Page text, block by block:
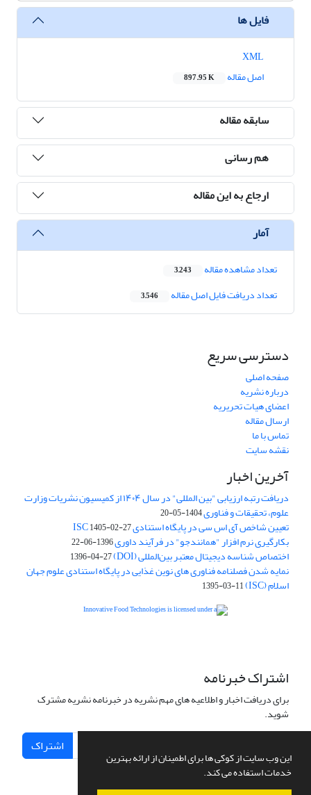
این وب سایت از کوکی ها برای اطمینان از ارائه بهترین
خدمات استفاده می کند.
فایل ها
اصل مقاله
897.95 K
سابقه مقاله
هم رسانی
ارجاع به این مقاله
آمار
تعداد مشاهده مقاله 3,243
تعداد دریافت فایل اصل مقاله 3,546
دسترسی سریع
صفحه اصلی
درباره نشریه
اعضای هیات تحریریه
ارسال مقاله
تماس با ما
نقشه سایت
آخرین اخبار
دریافت رتبه ارزیابی "بین المللی" در سال ۱۴۰۴ از کمیسیون نشریات وزارت
علوم، تحقیقات و فناوری1404-05-20
تعیین شاخص آی اس سی در پایگاه استنادی ISC1405-02-27
بکارگیری نرم افزار "همانندجو" در فرآیند داوری1396-06-22
اختصاص شناسه دیجیتال معتبر بین‌المللی (DOI) 1396-04-27
نمایه شدن فصلنامه فناوری های نوین غذایی در پایگاه استنادی علوم جهان
اسلام (ISC) 1395-03-11
اشتراک خبرنامه
برای دریافت اخبار و اطلاعیه های مهم نشریه در خبرنامه نشریه مشترک
شوید.
اشتراک